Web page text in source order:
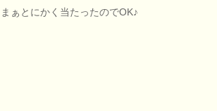
まぁとにかく当たったのでOK♪